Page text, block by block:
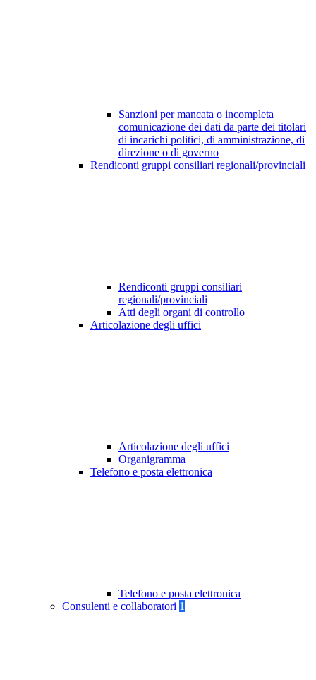
Sanzioni per mancata o incompleta
comunicazione dei dati da parte dei titolari
di incarichi politici, di amministrazione, di
direzione o di governo
Rendiconti gruppi consiliari regionali/provinciali
Rendiconti gruppi consiliari
regionali/provinciali
Atti degli organi di controllo
Articolazione degli uffici
Articolazione degli uffici
Organigramma
Telefono e posta elettronica
Telefono e posta elettronica
Consulenti e collaboratori 1